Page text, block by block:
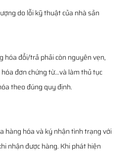
do lỗi kỹ thuật của nhà sản
hóa đổi/trả phải còn nguyên vẹn,
đơn chứng từ…và làm thủ tục
theo đúng quy định.
hàng hóa và ký nhận tình trạng với
nhận được hàng. Khi phát hiện